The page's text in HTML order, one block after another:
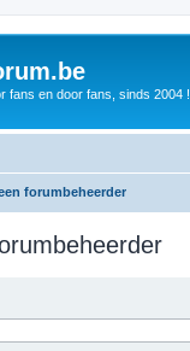
fans en door fans, sinds 2004 !
forumbeheerder